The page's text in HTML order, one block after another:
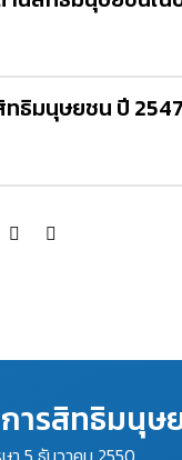
ธิมนุษยชน ปี
ารสิทธิมนุษ